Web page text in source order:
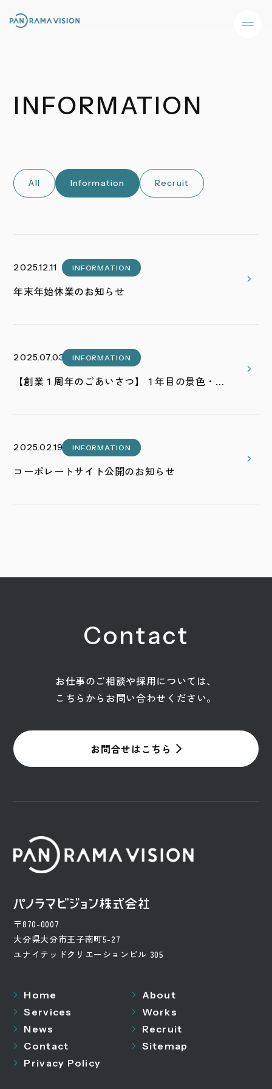
INFORMATION
All Information Recruit
2025.12.11 INFORMATION
年末年始休業のお知らせ
2025.07.03 INFORMATION
【創業１周年のごあいさつ】１年目の景色・も
2025.02.19 INFORMATION
コーポレートサイト公開のお知らせ
Contact
お仕事のご相談や採用については、
こちらからお問い合わせください。
お問合せはこちら
〒870-0007
大分県大分市王子南町5-27
ユナイテッドクリエーションビル 305
Home
About
Services
Works
News
Recruit
Contact
Sitemap
Privacy Policy